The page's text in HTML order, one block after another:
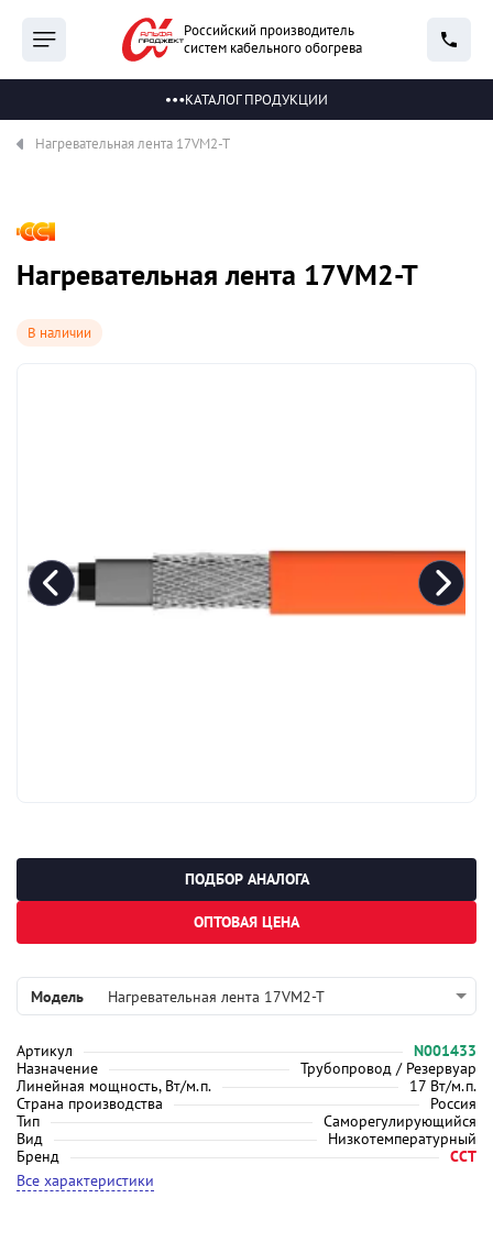
Российский производитель
систем кабельного обогрева
КАТАЛОГ ПРОДУКЦИИ
Нагревательная лента 17VM2-T
В наличии
Нагревательная лента 17VM2-T
Модель Нагревательная лента 17VM2-T
Артикул
N001433
Назначение
Трубопровод / Резервуар
Линейная мощность, Вт/м.п.
17 Вт/м.п.
Страна производства
Россия
Тип
Саморегулирующийся
Вид
Низкотемпературный
Бренд
ССТ
Все характеристики
ПОДБОР АНАЛОГА
ОПТОВАЯ ЦЕНА